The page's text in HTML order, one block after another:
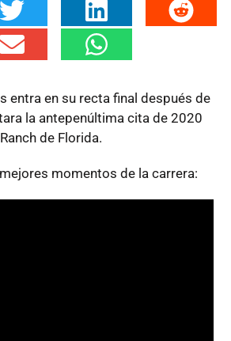
entra en su recta final después de
la antepenúltima cita de 2020
de Florida.
momentos de la carrera: